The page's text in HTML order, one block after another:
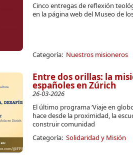
Cinco entregas de reflexión
en la página web del Museo de
Categoría: Nuestros misioneros
Entre dos orillas: la
españoles en Zúrich
26-03-2026
El último programa ‘Viaje en
hace desde la proximidad, la
construir comunidad
Categoría: Solidaridad y Misión